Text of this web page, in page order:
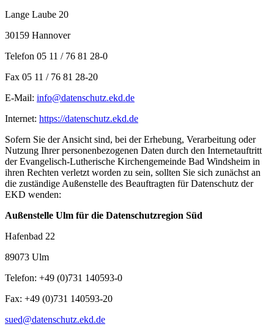
Lange Laube 20
30159 Hannover
Telefon 05 11 / 76 81 28-0
Fax 05 11 / 76 81 28-20
E-Mail: info@datenschutz.ekd.de
Internet: https://datenschutz.ekd.de
Sofern Sie der Ansicht sind, bei der Erhebung, Verarbeitung oder
Nutzung Ihrer personenbezogenen Daten durch den Internetauftritt
der Evangelisch-Lutherische Kirchengemeinde Bad Windsheim in
ihren Rechten verletzt worden zu sein, sollten Sie sich zunächst an
die zuständige Außenstelle des Beauftragten für Datenschutz der
EKD wenden:
Außenstelle Ulm für die Datenschutzregion Süd
Hafenbad 22
89073 Ulm
Telefon: +49 (0)731 140593-0
Fax: +49 (0)731 140593-20
sued@datenschutz.ekd.de